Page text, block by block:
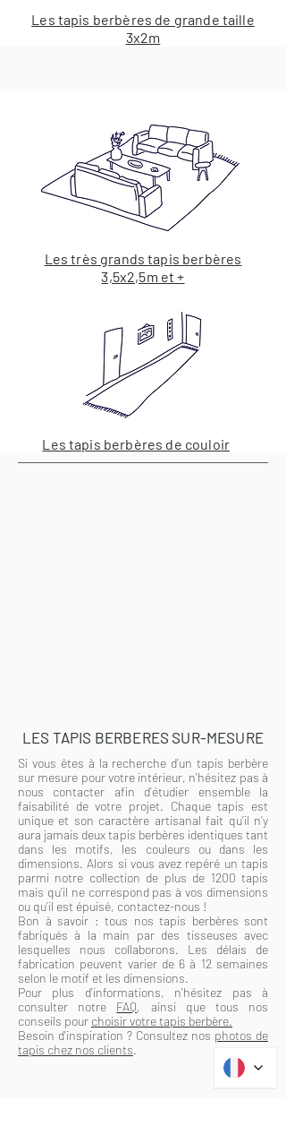
Les tapis berbères de grande taille
3x2m
Les très grands tapis berbères
3,5x2,5m et +
Les tapis berbères de couloir
LES TAPIS BERBERES SUR-MESURE
Si vous êtes à la recherche d’un tapis berbère
sur mesure pour votre intérieur, n’hésitez pas à
nous contacter afin d’étudier ensemble la
faisabilité de votre projet. Chaque tapis est
unique et son caractère artisanal fait qu’il n’y
aura jamais deux tapis berbères identiques tant
dans les motifs, les couleurs ou dans les
dimensions. Alors si vous avez repéré un tapis
parmi notre collection de plus de 1200 tapis
mais qu’il ne correspond pas à vos dimensions
ou qu’il est épuisé, contactez-nous !
Bon à savoir : tous nos tapis berbères sont
fabriqués à la main par des tisseuses avec
lesquelles nous collaborons. Les délais de
fabrication peuvent varier de 6 à 12 semaines
selon le motif et les dimensions.
Pour plus d'informations, n'hésitez pas à
consulter notre FAQ, ainsi que tous nos
conseils pour choisir votre tapis berbère.
Besoin d'inspiration ? Consultez nos photos de
tapis chez nos clients.